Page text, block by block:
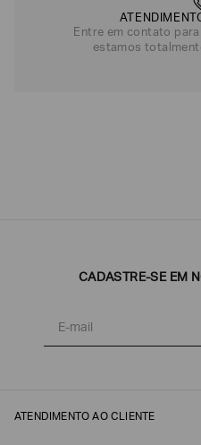
Entre em contato
estamos
CADASTRE-SE EM
ATENDIMENTO AO CLIENTE